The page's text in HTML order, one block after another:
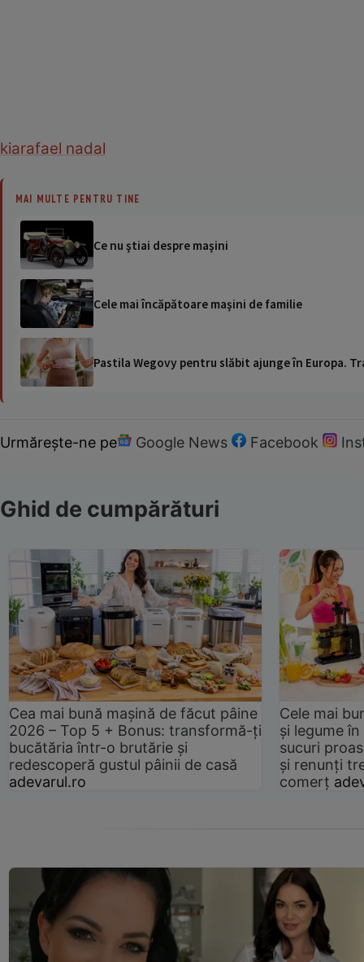
kiarafael nadal
MAI MULTE PENTRU TINE
Ce nu ştiai despre maşini
Cele mai încăpătoare maşini de familie
Pastila Wegovy pentru slăbit ajunge în Europa.
Urmărește-ne pe Google News Facebook
Ghid de cumpărături
Cea mai bună mașină de făcut pâine
2026 – Top 5 + Bonus: transformă-ți
bucătăria într-o brutărie și
redescoperă gustul pâinii de casă
adevarul.ro
Cele mai
și legume
sucuri
și renunți
comerț